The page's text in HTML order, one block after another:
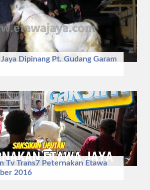
Dipinang Pt. Gudang Garam
Tv Trans7 Peternakan Etawa
2016